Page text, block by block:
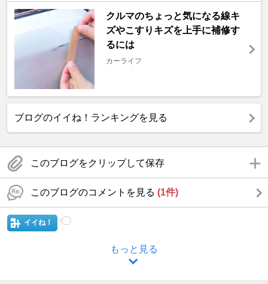
クルマのちょっと気になる線キ
ズやこすりキズを上手に補修す
るには
カーライフ
ブログのイイね！ランキングを見る
このブログをクリップして保存
このブログのコメントを見る (1件)
イイね！
もっと見る